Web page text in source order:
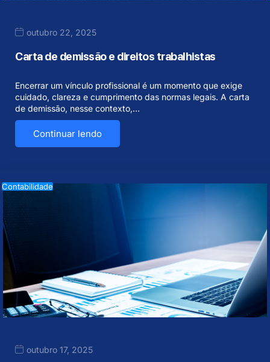
outubro 22, 2025
Carta de demissão e direitos trabalhistas
Encerrar um vínculo profissional é um momento que exige
cuidado, clareza e cumprimento das normas legais. A carta
de demissão, nesse contexto,…
Continuar lendo
Contabilidade
outubro 17, 2025